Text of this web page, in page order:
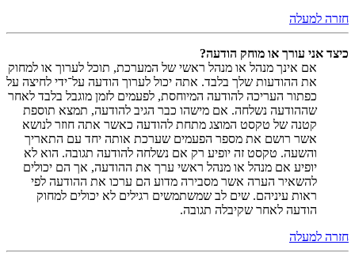
חזרה למעלה
כיצד אני עורך או מוחק הודעה?
אם אינך מנהל או מנהל ראשי של המערכת, תוכל לערוך או למחוק
את ההודעות שלך בלבד. אתה יכול לערוך הודעה על־ידי לחיצה על
כפתור העריכה להודעה המיוחסת, לפעמים לזמן מוגבל בלבד לאחר
שההודעה נשלחה. אם מישהו כבר הגיב להודעה, תמצא תוספת
קטנה של טקסט המוצג מתחת להודעה כאשר אתה חוזר לנושא
אשר רושם את מספר הפעמים שערכת אותה יחד עם התאריך
והשעה. טקסט זה יופיע רק אם נשלחה להודעה תגובה. הוא לא
יופיע אם מנהל או מנהל ראשי ערך את ההודעה, אך הם יכולים
להשאיר הערה אשר מסבירה מדוע הם ערכו את ההודעה לפי
ראות עיניהם. שים לב שמשתמשים רגילים לא יכולים למחוק
הודעה לאחר שקיבלה תגובה.
חזרה למעלה